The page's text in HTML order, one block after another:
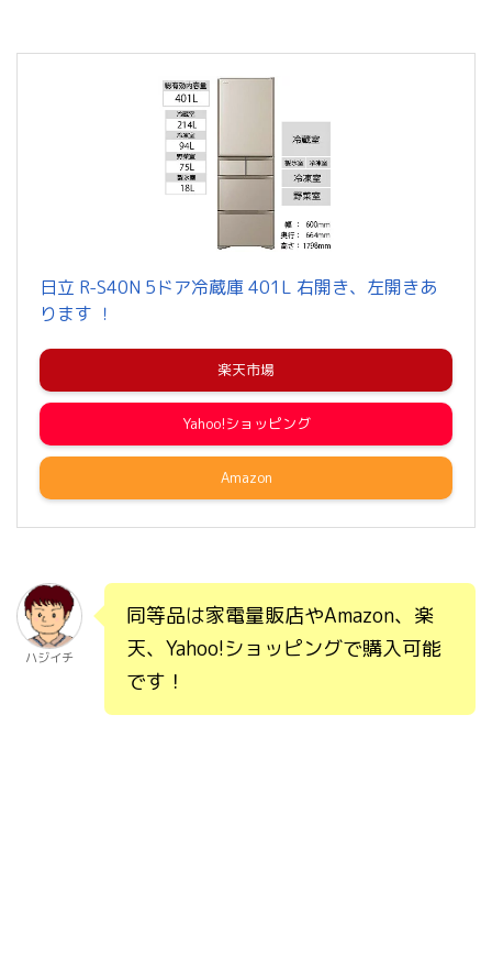
日立 R-S40N 5ドア冷蔵庫 401L 右開き、左開きあ
ります ！
楽天市場
Yahoo!ショッピング
Amazon
ハジイチ
同等品は家電量販店やAmazon、楽
天、Yahoo!ショッピングで購入可能
です！